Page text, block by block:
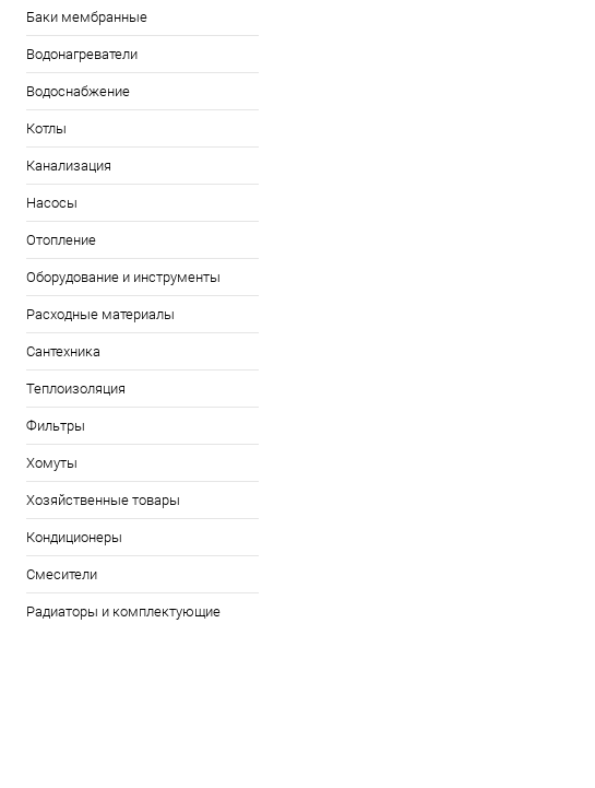
Баки мембранные
Водонагреватели
Водоснабжение
Котлы
Канализация
Насосы
Отопление
Оборудование и инструменты
Расходные материалы
Сантехника
Теплоизоляция
Фильтры
Хомуты
Хозяйственные товары
Кондиционеры
Смесители
Радиаторы и комплектующие